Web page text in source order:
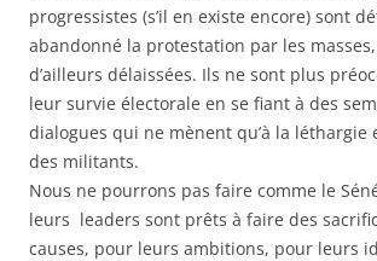
progressistes (s’il en existe encore) sont
abandonné la protestation par les masses,
d’ailleurs délaissées. Ils ne sont plus
leur survie électorale en se fiant à des
dialogues qui ne mènent qu’à la léthargie
des militants.
Nous ne pourrons pas faire comme le
leurs leaders sont prêts à faire des
causes, pour leurs ambitions, pour leurs